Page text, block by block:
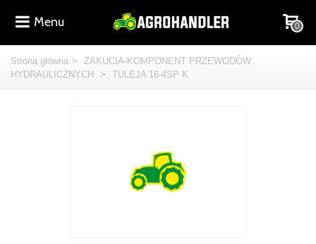
Menu 0
Strona główna >
ZAKUCIA-KOMPONENT PRZEWODÓW
HYDRAULICZNYCH
> TULEJA 16-4SP K